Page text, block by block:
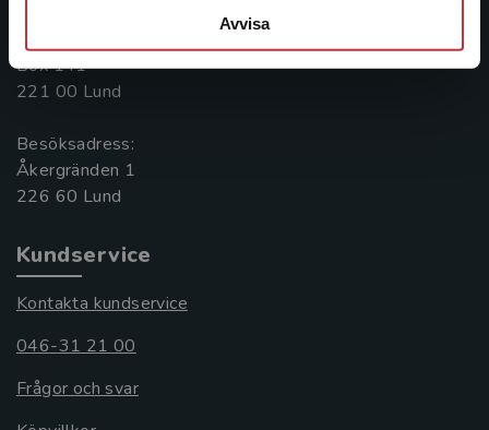
Avvisa
Box 141
221 00 Lund
Besöksadress:
Åkergränden 1
Kundservice
Kontakta kundservice
046-31 21 00
Frågor och svar